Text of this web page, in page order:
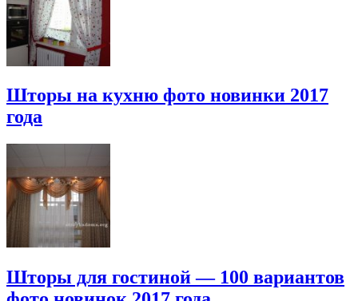
Шторы на кухню фото новинки 2017
года
Шторы для гостиной — 100 вариантов